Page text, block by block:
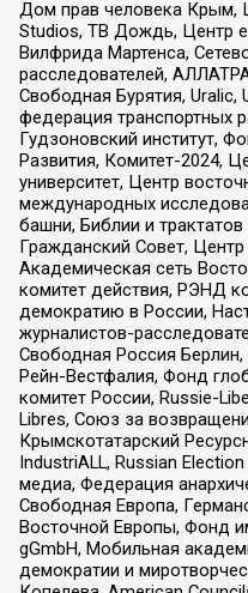
Дом прав человека Крым,
Studios, ТВ Дождь, Центр
Вилфрида Мартенса,
расследователей,
Свободная Бурятия,
федерация транспортных
Гудзоновский институт,
Развития, Комитет-2024,
университет, Центр
международных
башни, Библии и
Гражданский Совет,
Академическая сеть
комитет действия, РЭНД
демократию в России,
журналистов-
Свободная Россия
Рейн-Вестфалия, Фонд
комитет России, Russie-
Libres, Союз за
Крымскотатарский
IndustriALL, Russian
медиа, Федерация
Свободная Европа,
Восточной Европы, Фонд
gGmbH, Мобильная
демократии и